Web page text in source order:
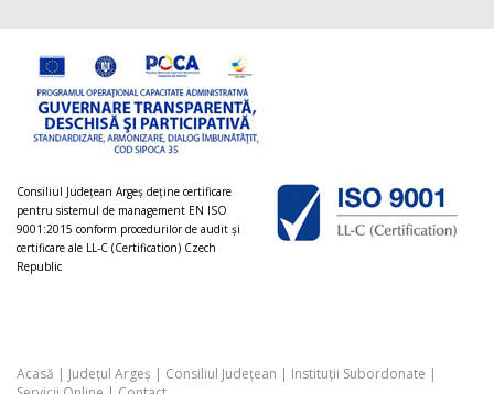
Consiliul Judeţean Argeș deţine certificare
pentru sistemul de management EN ISO
9001:2015 conform procedurilor de audit şi
certificare ale LL-C (Certification) Czech
Republic
Acasă | Județul Argeș | Consiliul Județean | Instituții Subordonate |